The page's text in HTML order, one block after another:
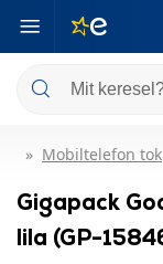
Mobiltelefon tok
Gigapack
lila (GP-